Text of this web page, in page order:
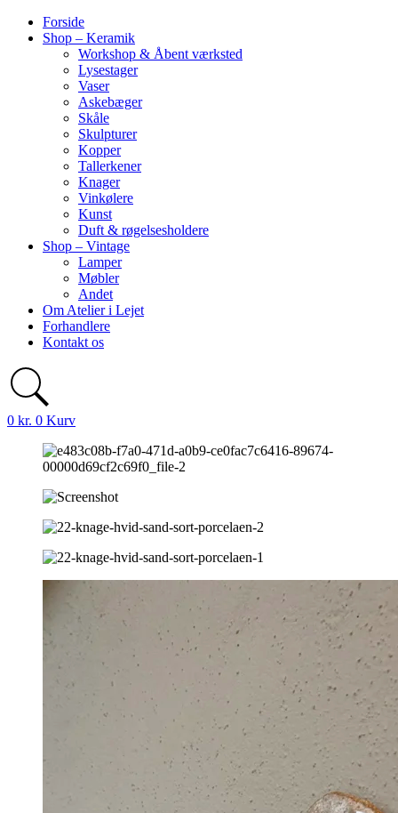
Forside
Shop – Keramik
Workshop & Åbent værksted
Lysestager
Vaser
Askebæger
Skåle
Skulpturer
Kopper
Tallerkener
Knager
Vinkølere
Kunst
Duft & røgelsesholdere
Shop – Vintage
Lamper
Møbler
Andet
Om Atelier i Lejet
Forhandlere
Kontakt os
0 kr. 0 Kurv